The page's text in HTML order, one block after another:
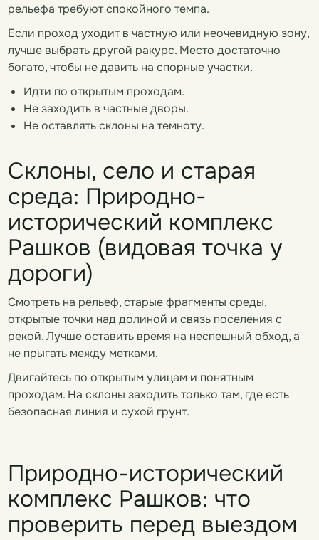
рельефа требуют спокойного темпа.
Если проход уходит в частную или неочевидную зону,
лучше выбрать другой ракурс. Место достаточно
богато, чтобы не давить на спорные участки.
Идти по открытым проходам.
Не заходить в частные дворы.
Не оставлять склоны на темноту.
Склоны, село и старая
среда: Природно-
исторический комплекс
Рашков (видовая точка у
дороги)
Смотреть на рельеф, старые фрагменты среды,
открытые точки над долиной и связь поселения с
рекой. Лучше оставить время на неспешный обход, а
не прыгать между метками.
Двигайтесь по открытым улицам и понятным
проходам. На склоны заходить только там, где есть
безопасная линия и сухой грунт.
Природно-исторический
комплекс Рашков: что
проверить перед выездом